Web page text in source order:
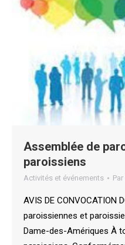
Assemblée de
paroissiens
Activités et événements Par
AVIS DE CONVOCATION
paroissiennes et
Dame-des-Amériques À